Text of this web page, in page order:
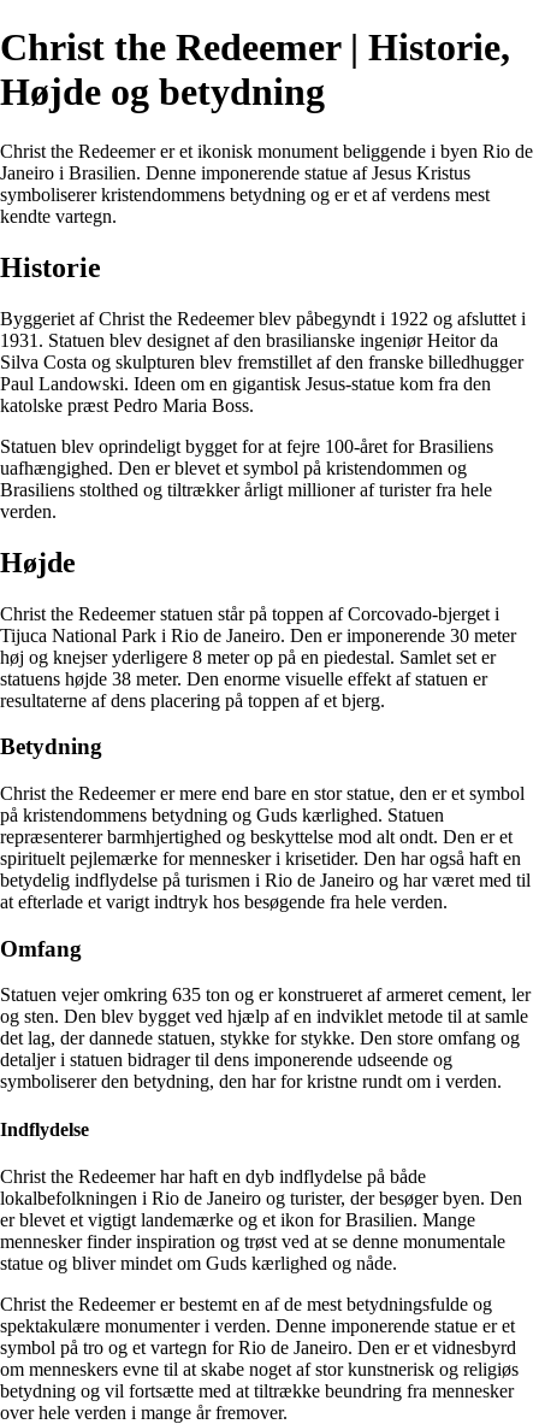
Christ the Redeemer | Historie,
Højde og betydning
Christ the Redeemer er et ikonisk monument beliggende i byen Rio de
Janeiro i Brasilien. Denne imponerende statue af Jesus Kristus
symboliserer kristendommens betydning og er et af verdens mest
kendte vartegn.
Historie
Byggeriet af Christ the Redeemer blev påbegyndt i 1922 og afsluttet i
1931. Statuen blev designet af den brasilianske ingeniør Heitor da
Silva Costa og skulpturen blev fremstillet af den franske billedhugger
Paul Landowski. Ideen om en gigantisk Jesus-statue kom fra den
katolske præst Pedro Maria Boss.
Statuen blev oprindeligt bygget for at fejre 100-året for Brasiliens
uafhængighed. Den er blevet et symbol på kristendommen og
Brasiliens stolthed og tiltrækker årligt millioner af turister fra hele
verden.
Højde
Christ the Redeemer statuen står på toppen af ​​Corcovado-bjerget i
Tijuca National Park i Rio de Janeiro. Den er imponerende 30 meter
høj og knejser yderligere 8 meter op på en piedestal. Samlet set er
statuens højde 38 meter. Den enorme visuelle effekt af statuen er
resultaterne af dens placering på toppen af ​​et bjerg.
Betydning
Christ the Redeemer er mere end bare en stor statue, den er et symbol
på kristendommens betydning og Guds kærlighed. Statuen
repræsenterer barmhjertighed og beskyttelse mod alt ondt. Den er et
spirituelt pejlemærke for mennesker i krisetider. Den har også haft en
betydelig indflydelse på turismen i Rio de Janeiro og har været med til
at efterlade et varigt indtryk hos besøgende fra hele verden.
Omfang
Statuen vejer omkring 635 ton og er konstrueret af armeret cement, ler
og sten. Den blev bygget ved hjælp af en indviklet metode til at samle
det lag, der dannede statuen, stykke for stykke. Den store omfang og
detaljer i statuen bidrager til dens imponerende udseende og
symboliserer den betydning, den har for kristne rundt om i verden.
Indflydelse
Christ the Redeemer har haft en dyb indflydelse på både
lokalbefolkningen i Rio de Janeiro og turister, der besøger byen. Den
er blevet et vigtigt landemærke og et ikon for Brasilien. Mange
mennesker finder inspiration og trøst ved at se denne monumentale
statue og bliver mindet om Guds kærlighed og nåde.
Christ the Redeemer er bestemt en af de mest betydningsfulde og
spektakulære monumenter i verden. Denne imponerende statue er et
symbol på tro og et vartegn for Rio de Janeiro. Den er et vidnesbyrd
om menneskers evne til at skabe noget af stor kunstnerisk og religiøs
betydning og vil fortsætte med at tiltrække beundring fra mennesker
over hele verden i mange år fremover.